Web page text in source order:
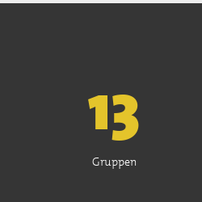
13
Gruppen